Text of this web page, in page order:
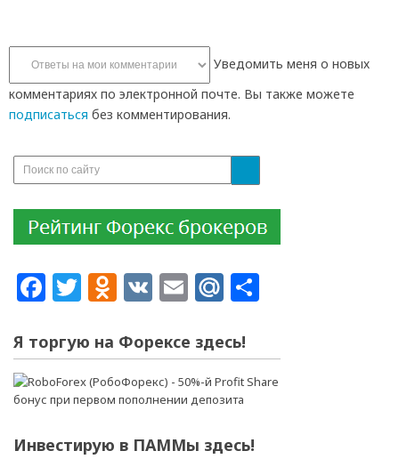
Уведомить меня о новых
комментариях по электронной почте. Вы также можете
подписаться без комментирования.
Facebook
Twitter
Odnoklassniki
VK EmailMail.Ru
Я торгую на Форексе здесь!
Инвестирую в ПАММы здесь!